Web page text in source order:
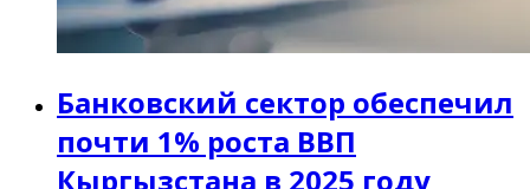
Банковский сектор обеспечил
почти 1% роста ВВП
Кыргызстана в 2025 году